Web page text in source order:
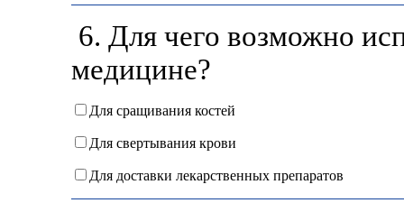
6. Для чего возможно
медицине?
Для сращивания костей
Для свертывания крови
Для доставки лекарственных препаратов